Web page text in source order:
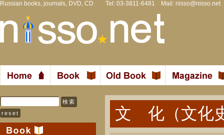
Russian books, journals, DVD, CD Tel: 03-3811-6481 Mail: nisso@nisso.net
文 化（文化